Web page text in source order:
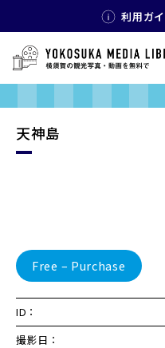
利用ガ
天神島
Free – Purchase
ID：
撮影日：